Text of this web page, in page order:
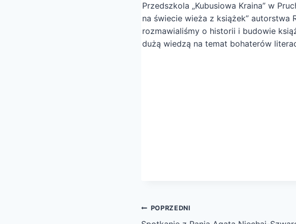
Przedszkola „Kubusiowa Kraina” w
na świecie wieża z książek”
rozmawialiśmy o historii i budowie
dużą wiedzą na temat bohaterów
Nawigacja
POPRZEDNI